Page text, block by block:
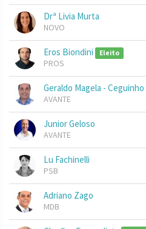
Drª Livia Murta
NOVO
Eros Biondini Eleito
PROS
Geraldo Magela - Ceguinho
AVANTE
Junior Geloso
AVANTE
Lu Fachinelli
PSB
Adriano Zago
MDB